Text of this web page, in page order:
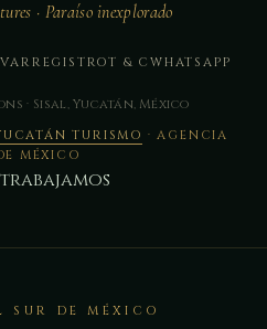
· Paraíso inexplorado
REGISTROT & CWHATSAPP
· Sisal, Yucatán, México
TURISMO · AGENCIA
MÉXICO
SUR DE MÉXICO